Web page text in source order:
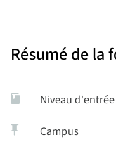
Résumé de la
Niveau d'entrée
Campus